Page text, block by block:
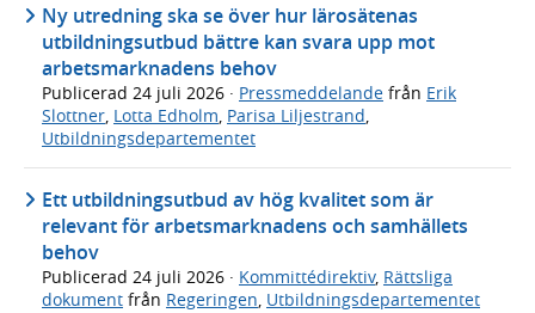
Ny utredning ska se över hur lärosätenas
utbildningsutbud bättre kan svara upp mot
arbetsmarknadens behov
Publicerad 24 juli 2026 · Pressmeddelande från Erik
Slottner Lotta Edholm Parisa Liljestrand
Utbildningsdepartementet
Ett utbildningsutbud av hög kvalitet som är
relevant för arbetsmarknadens och samhällets
behov
Publicerad 24 juli 2026 · Kommittédirektiv, Rättsliga
dokument från Regeringen, Utbildningsdepartementet